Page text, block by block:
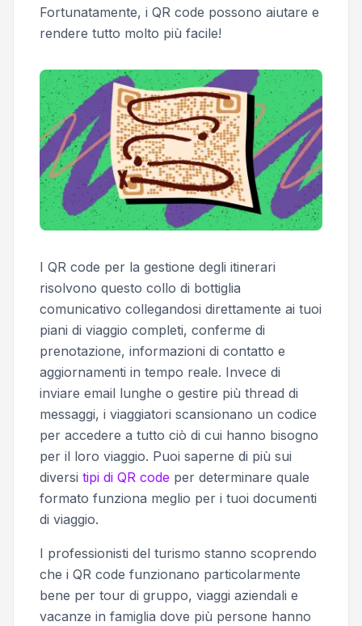
Fortunatamente, i QR code possono aiutare e
rendere tutto molto più facile!
I QR code per la gestione degli itinerari
risolvono questo collo di bottiglia
comunicativo collegandosi direttamente ai tuoi
piani di viaggio completi, conferme di
prenotazione, informazioni di contatto e
aggiornamenti in tempo reale. Invece di
inviare email lunghe o gestire più thread di
messaggi, i viaggiatori scansionano un codice
per accedere a tutto ciò di cui hanno bisogno
per il loro viaggio. Puoi saperne di più sui
diversi tipi di QR code per determinare quale
formato funziona meglio per i tuoi documenti
di viaggio.
I professionisti del turismo stanno scoprendo
che i QR code funzionano particolarmente
bene per tour di gruppo, viaggi aziendali e
vacanze in famiglia dove più persone hanno